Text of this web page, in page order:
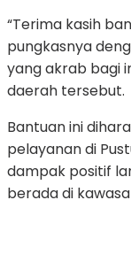
“Terima kasih
pungkasnya
yang akrab bagi
daerah tersebut.
Bantuan ini
pelayanan di
dampak positif
berada di